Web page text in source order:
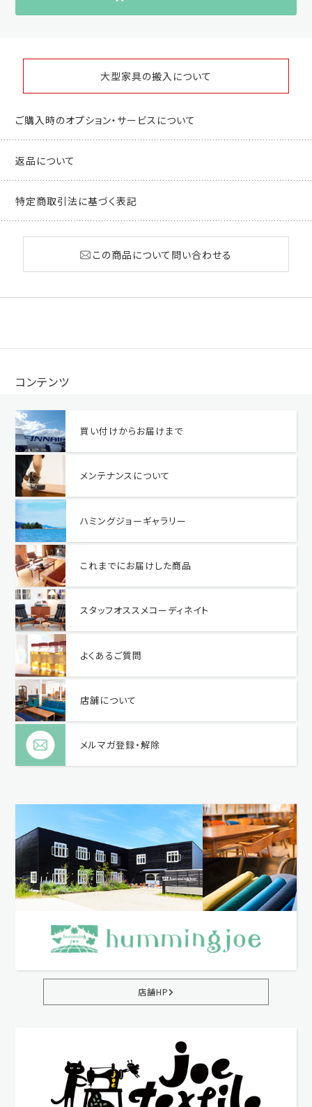
大型家具の搬入について
ご購入時のオプション・サービスについて
返品について
特定商取引法に基づく表記
この商品について問い合わせる
コンテンツ
買い付けからお届けまで
メンテナンスについて
ハミングジョーギャラリー
これまでにお届けした商品
スタッフオススメコーディネイト
よくあるご質問
店舗について
メルマガ登録・解除
店舗HP